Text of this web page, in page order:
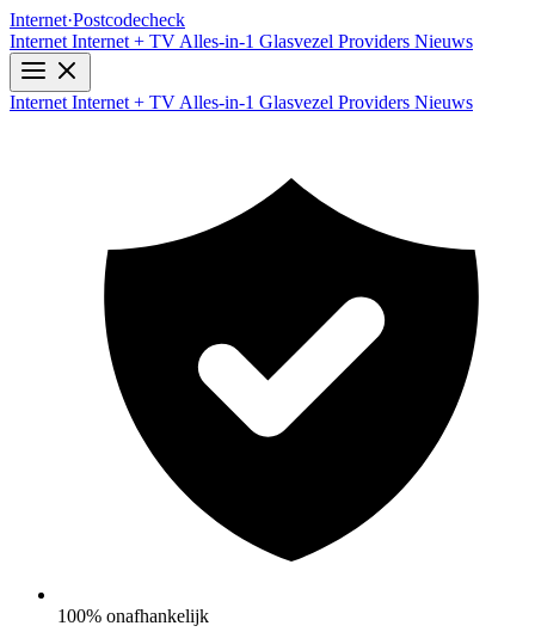
Internet·Postcodecheck
Internet Internet + TV Alles-in-1 Glasvezel Providers Nieuws
Internet Internet + TV Alles-in-1 Glasvezel Providers Nieuws
100% onafhankelijk